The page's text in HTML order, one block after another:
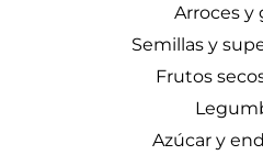
Arroces y
Semillas y
Frutos
Azúcar y